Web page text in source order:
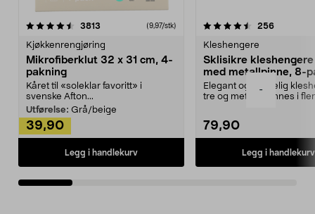
-
3813 anmeldelser(9,97/stk)
Kjøkkenrengjøring
Mikrofiberklut 32 x 31 cm, 4-
pakning
Kåret til «soleklar favoritt» i
svenske Afton...
Utførelse: Grå/beige
39,90
Legg i handlekurv
4.5av 5 stjerner 256
Kleshengere
Sklisikre
med metallpinne, 8-
Elegant og skikkelig
tre og metall – finnes i
79,90
Legg i handlekurv
4.5av 5 stjerner